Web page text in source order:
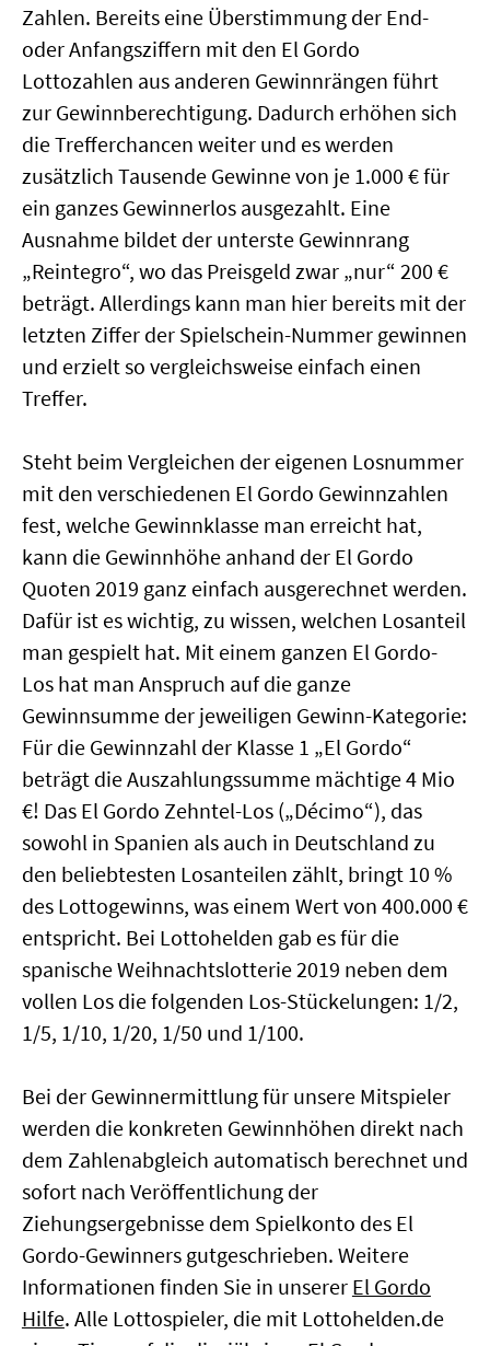
Zahlen. Bereits eine Überstimmung der End-
oder Anfangsziffern mit den El Gordo
Lottozahlen aus anderen Gewinnrängen führt
zur Gewinnberechtigung. Dadurch erhöhen sich
die Trefferchancen weiter und es werden
zusätzlich Tausende Gewinne von je 1.000 € für
ein ganzes Gewinnerlos ausgezahlt. Eine
Ausnahme bildet der unterste Gewinnrang
„Reintegro“, wo das Preisgeld zwar „nur“ 200 €
beträgt. Allerdings kann man hier bereits mit der
letzten Ziffer der Spielschein-Nummer gewinnen
und erzielt so vergleichsweise einfach einen
Treffer.
Steht beim Vergleichen der eigenen Losnummer
mit den verschiedenen El Gordo Gewinnzahlen
fest, welche Gewinnklasse man erreicht hat,
kann die Gewinnhöhe anhand der El Gordo
Quoten 2019 ganz einfach ausgerechnet werden.
Dafür ist es wichtig, zu wissen, welchen Losanteil
man gespielt hat. Mit einem ganzen El Gordo-
Los hat man Anspruch auf die ganze
Gewinnsumme der jeweiligen Gewinn-Kategorie:
Für die Gewinnzahl der Klasse 1 „El Gordo“
beträgt die Auszahlungssumme mächtige 4 Mio
€! Das El Gordo Zehntel-Los („Décimo“), das
sowohl in Spanien als auch in Deutschland zu
den beliebtesten Losanteilen zählt, bringt 10 %
des Lottogewinns, was einem Wert von 400.000 €
entspricht. Bei Lottohelden gab es für die
spanische Weihnachtslotterie 2019 neben dem
vollen Los die folgenden Los-Stückelungen: 1/2,
1/5, 1/10, 1/20, 1/50 und 1/100.
Bei der Gewinnermittlung für unsere Mitspieler
werden die konkreten Gewinnhöhen direkt nach
dem Zahlenabgleich automatisch berechnet und
sofort nach Veröffentlichung der
Ziehungsergebnisse dem Spielkonto des El
Gordo-Gewinners gutgeschrieben. Weitere
Informationen finden Sie in unserer El Gordo
Hilfe. Alle Lottospieler, die mit Lottohelden.de